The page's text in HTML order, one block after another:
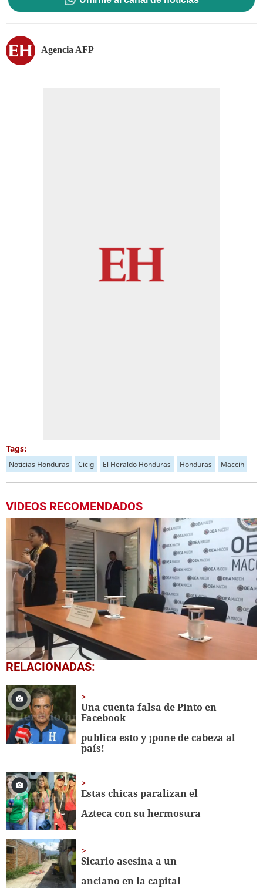
Agencia AFP
Tags:
Noticias Honduras Cicig El Heraldo Honduras Honduras Maccih
VIDEOS RECOMENDADOS
0
seconds
28
minutes,
21
seconds
RELACIONADAS:
Una cuenta falsa de Pinto en
Facebook
publica esto y ¡pone de cabeza al
país!
Estas chicas paralizan el
Azteca con su hermosura
Sicario asesina a un
anciano en la capital